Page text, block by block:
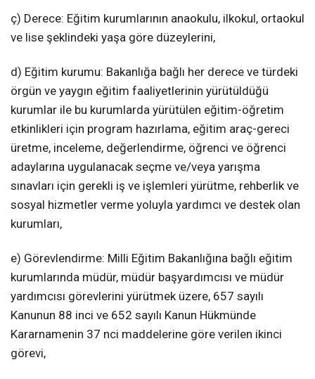
ç) Derece: Eğitim kurumlarının anaokulu, ilkokul, ortaokul
ve lise şeklindeki yaşa göre düzeylerini,
d) Eğitim kurumu: Bakanlığa bağlı her derece ve türdeki
örgün ve yaygın eğitim faaliyetlerinin yürütüldüğü
kurumlar ile bu kurumlarda yürütülen eğitim-öğretim
etkinlikleri için program hazırlama, eğitim araç-gereci
üretme, inceleme, değerlendirme, öğrenci ve öğrenci
adaylarına uygulanacak seçme ve/veya yarışma
sınavları için gerekli iş ve işlemleri yürütme, rehberlik ve
sosyal hizmetler verme yoluyla yardımcı ve destek olan
kurumları,
e) Görevlendirme: Milli Eğitim Bakanlığına bağlı eğitim
kurumlarında müdür, müdür başyardımcısı ve müdür
yardımcısı görevlerini yürütmek üzere, 657 sayılı
Kanunun 88 inci ve 652 sayılı Kanun Hükmünde
Kararnamenin 37 nci maddelerine göre verilen ikinci
görevi,